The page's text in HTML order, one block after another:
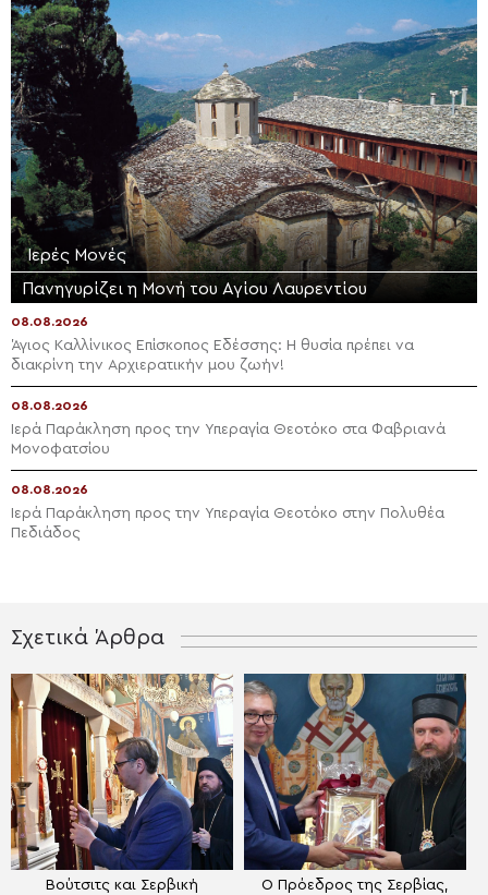
Ιερές Μονές
Πανηγυρίζει η Μονή του Αγίου Λαυρεντίου
08.08.2026
Άγιος Καλλίνικος Επίσκοπος Εδέσσης: Η θυσία πρέπει να
διακρίνη την Αρχιερατικήν μου ζωήν!
08.08.2026
Ιερά Παράκληση προς την Υπεραγία Θεοτόκο στα Φαβριανά
Μονοφατσίου
08.08.2026
Ιερά Παράκληση προς την Υπεραγία Θεοτόκο στην Πολυθέα
Πεδιάδος
Σχετικά Άρθρα
Βούτσιτς και Σερβική
Ο Πρόεδρος της Σερβίας,